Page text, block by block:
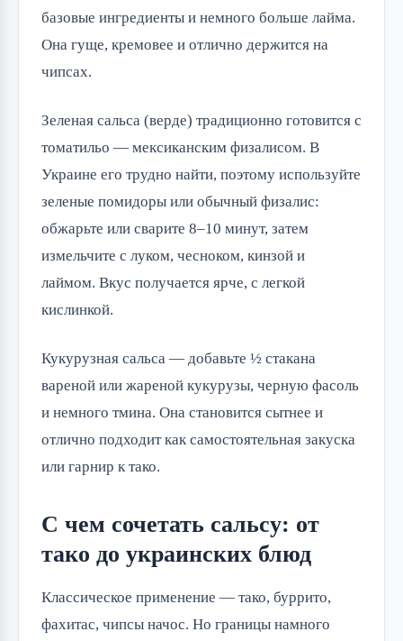
базовые ингредиенты и немного больше лайма.
Она гуще, кремовее и отлично держится на
чипсах.
Зеленая сальса (верде) традиционно готовится с
томатильо — мексиканским физалисом. В
Украине его трудно найти, поэтому используйте
зеленые помидоры или обычный физалис:
обжарьте или сварите 8–10 минут, затем
измельчите с луком, чесноком, кинзой и
лаймом. Вкус получается ярче, с легкой
кислинкой.
Кукурузная сальса — добавьте ½ стакана
вареной или жареной кукурузы, черную фасоль
и немного тмина. Она становится сытнее и
отлично подходит как самостоятельная закуска
или гарнир к тако.
С чем сочетать сальсу: от
тако до украинских блюд
Классическое применение — тако, буррито,
фахитас, чипсы начос. Но границы намного